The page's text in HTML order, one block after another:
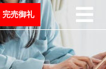
完売御礼